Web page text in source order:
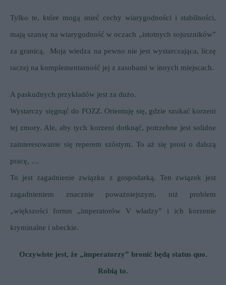
Tylko te, które mogą mieć cechy wiarygodności i stabilności,
mają szansę na wiarygodność w oczach „istotnych sojuszników”
za granicą. Moja wiedza na pewno nie jest wystarczająca, liczę
raczej na komplementarność jej z zasobami w innych miejscach.
A paskudnych przykładów jest za dużo.
Wystarczy sięgnąć do FOZZ. Orientuję się, gdzie szukać korzeni
tej zmory. Ale, aby tych korzeni dotknąć, potrzebne jest solidne
zainteresowanie się reperem szóstym. To aż się prosi o dalszą
pracę, …
To jest zagadnienie związku z gospodarką. Ten związek jest
zagadnieniem znacznie poważniejszym, niż problem
„większości fortun „imperatorów V władzy” i ich korzenie
kryminalne i ubeckie.
Oczywiste jest, że „imperatorzy” bronić będą status quo.
Robią to.